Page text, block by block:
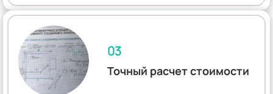
03
Точный расчет стоимости